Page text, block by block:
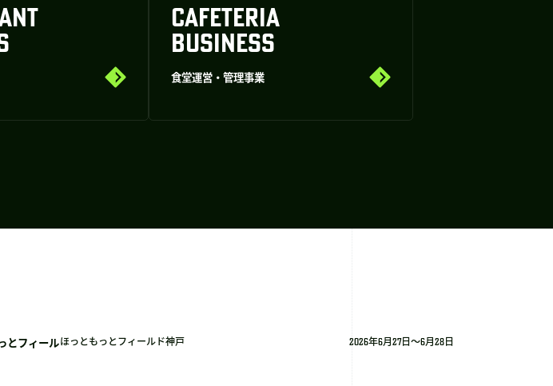
CAFETERIA
BUSINESS
食堂運営・管理事業
とフィールほっともっとフィールド神戸 2026年6月27日～6月28日